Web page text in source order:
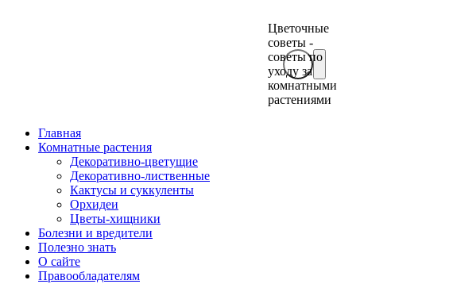
Цветочные
советы -
советы по
уходу за
комнатными
растениями
Главная
Комнатные растения
Декоративно-цветущие
Декоративно-лиственные
Кактусы и суккуленты
Орхидеи
Цветы-хищники
Болезни и вредители
Полезно знать
О сайте
Правообладателям